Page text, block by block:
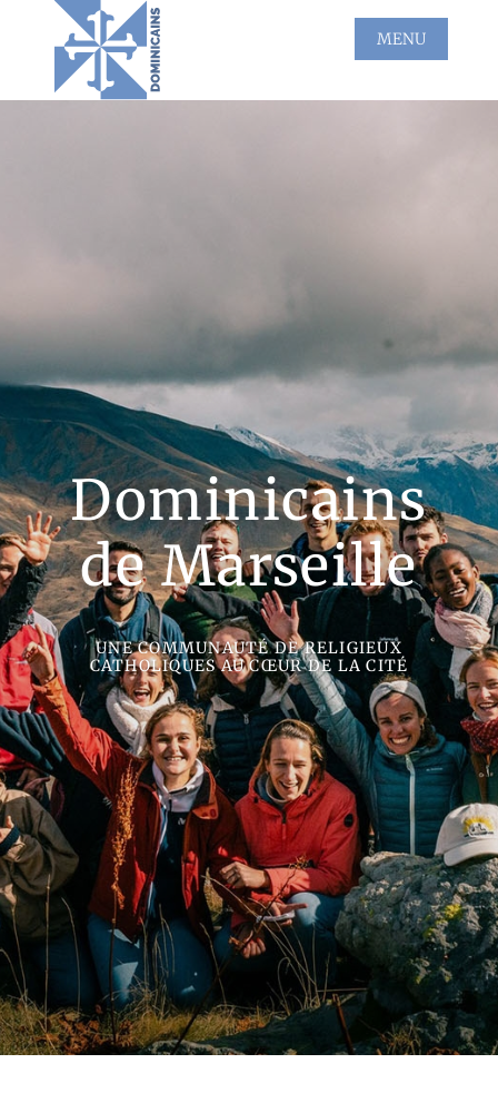
Dominicains
de Marseille
UNE COMMUNAUTÉ DE RELIGIEUX
CATHOLIQUES AU CŒUR DE LA CITÉ